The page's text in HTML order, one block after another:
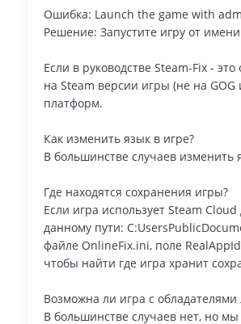
Ошибка: Launch the game with
Решение: Запустите игру от
Если в руководстве Steam-Fix -
на Steam версии игры (не на
платформ.
Как изменить язык в игре?
В большинстве случаев
Где находятся сохранения игры?
Если игра использует Steam
данному пути:
файле OnlineFix.ini, поле
чтобы найти где игра хранит
Возможна ли игра с
В большинстве случаев нет, но